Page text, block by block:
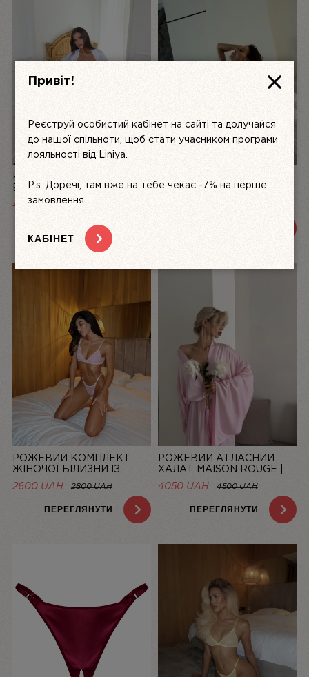
КОМПЛЕКТ ЖІНОЧОЇ
БІЛИЗНИ З АТЛАСУ ТА
МЕРЕЖИВА LA PERLE,
4999 UAH
ПЕРЕГЛЯНУТИ
ЖІНОЧОЇ БІЛИЗНИ З
РОЖЕВИЙ КОМПЛЕКТ
ЖІНОЧОЇ БІЛИЗНИ ІЗ
СІТОЧКИ BASIC PINK |
LINIYA
2600 UAH 2800 UAH
ПЕРЕГЛЯНУТИ
РОЖЕВИЙ АТЛАСНИЙ
ХАЛАТ MAISON ROUGE |
LINIYA
4050 UAH 4500 UAH
ПЕРЕГЛЯНУТИ
Привіт!
Реєструй особистий кабінет на сайті та долучайся
до нашої спільноти, щоб стати учасником програми
лояльності від Liniya.
P.s. Доречі, там вже на тебе чекає -7% на перше
замовлення.
КАБІНЕТ